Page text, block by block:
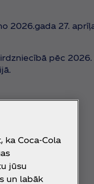
2026.gada 27.
pēc 2026.
eiro.
Balvu kopējā
vērība
Coca‑Cola
jūsu
un labāk